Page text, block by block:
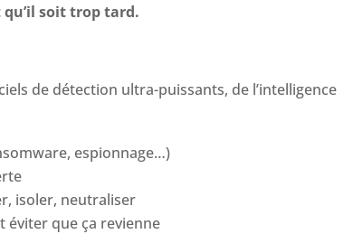
soit trop tard.
de détection ultra-puissants, de l’intelligence
espionnage…)
isoler, neutraliser
éviter que ça revienne